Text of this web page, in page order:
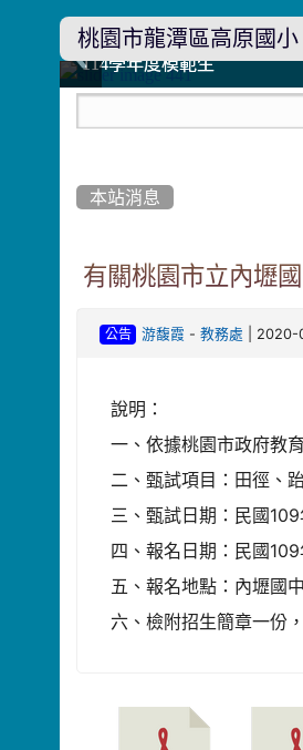
桃園市龍潭區高原國小
114學年度模範生
114學年度模範生
高原110 追夢向前行
高原110 追夢向前行
橄欖樹群
橄欖樹群
:::
本站消息
有關桃園市立內壢
公告 游馥霞 -教務處 | 2020-
說明：
一、依據桃園市政府教
二、甄試項目：田徑、
三、甄試日期：民國
四、報名日期：民國
五、報名地點：內壢國
六、檢附招生簡章一份